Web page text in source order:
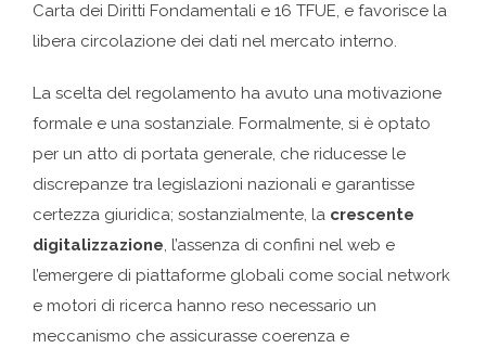
Carta dei Diritti Fondamentali e 16 TFUE, e favorisce la
libera circolazione dei dati nel mercato interno.
La scelta del regolamento ha avuto una motivazione
formale e una sostanziale. Formalmente, si è optato
per un atto di portata generale, che riducesse le
discrepanze tra legislazioni nazionali e garantisse
certezza giuridica; sostanzialmente, la crescente
digitalizzazione, l’assenza di confini nel web e
l’emergere di piattaforme globali come social network
e motori di ricerca hanno reso necessario un
meccanismo che assicurasse coerenza e